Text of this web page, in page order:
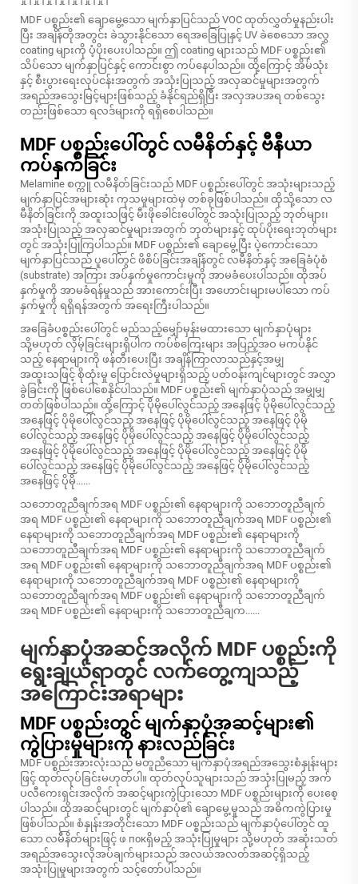
MDF ပစ္စည်း၏ ချောမွေ့သော မျက်နှာပြင်သည် VOC ထုတ်လွှတ်မှုနည်းပါး
ပြီး အချိန်တိုအတွင်း ခဲသွားနိုင်သော ရေအခြေပြုနှင့် UV ခဲစေသော အလွှ
coating များကို ပံ့ပိုးပေးပါသည်။ ဤ coating များသည် MDF ပစ္စည်း၏
သိပ်သော မျက်နှာပြင်နှင့် ကောင်းစွာ ကပ်နေပါသည်။ ထို့ကြောင့် အိမ်သုံး
နှင့် စီးပွားရေးလုပ်ငန်းအတွက် အသုံးပြုသည့် အလှဆင်မှုများအတွက်
အရည်အသွေးမြင့်များဖြစ်သည့် ခံနိုင်ရည်ရှိပြီး အလှအပအရ တစ်သွေး
တည်းဖြစ်သော ရလဒ်များကို ရရှိစေပါသည်။
MDF ပစ္စည်းပေါ်တွင် လမီနိတ်နှင့် ဗီနီယာ
ကပ်နှက်ခြင်း
Melamine စက္ကူ လမီနိတ်ခြင်းသည် MDF ပစ္စည်းပေါ်တွင် အသုံးများသည့်
မျက်နှာပြင်အများဆုံး ကုသမှုများထဲမှ တစ်ခုဖြစ်ပါသည်။ ထိုသို့သော လ
မီနိတ်ခြင်းကို အထူးသဖြင့် မီးဖိုခေါင်းပေါ်တွင် အသုံးပြုသည့် ဘုတ်များ၊
အသုံးပြုသည့် အလှဆင်မှုများအတွက် ဘုတ်များနှင့် ထုပ်ပိုးရေးဘုတ်များ
တွင် အသုံးပြုကြပါသည်။ MDF ပစ္စည်း၏ ချောမွေ့ပြီး ပဲ့ကောင်းသော
မျက်နှာပြင်သည် ပူပေါ်တွင် ဖိစိပ်ခြင်းအချိန်တွင် လမီနိတ်နှင့် အခြေခံပုံစံ
(substrate) အကြား အပ်နှက်မှုကောင်းမှုကို အာမခံပေးပါသည်။ ထိုအပ်
နှက်မှုကို အာမခံရန်မှုသည် အားကောင်းပြီး အဟောင်းများမပါသော ကပ်
နှက်မှုကို ရရှိရန်အတွက် အရေးကြီးပါသည်။
အခြေခံပစ္စည်းပေါ်တွင် မည်သည့်မျှော်မှန်းမထားသော မျက်နှာပုံများ
သို့မဟုတ် လှိမ့်ခြင်းများရှိပါက ကပ်စ်ကြေးများ အပြည့်အဝ မကပ်နိုင်
သည့် နေရာများကို ဖန်တီးပေးပြီး အချိန်ကြာလာသည်နှင့်အမျှ
အထူးသဖြင့် စိုထုံးမှု ပြောင်းလဲမှုများရှိသည့် ပတ်ဝန်းကျင်များတွင် အလွှာ
ခွဲခြင်းကို ဖြစ်ပေါ်စေနိုင်ပါသည်။ MDF ပစ္စည်း၏ မျက်နှာပုံသည် အမျှမျှ
တတ်ဖြစ်ပါသည်။ ထို့ကြောင့် ပိုမိုပေါ်လွင်သည့် အနေဖြင့် ပိုမိုပေါ်လွင်သည့်
အနေဖြင့် ပိုမိုပေါ်လွင်သည့် အနေဖြင့် ပိုမိုပေါ်လွင်သည့် အနေဖြင့် ပိုမို
ပေါ်လွင်သည့် အနေဖြင့် ပိုမိုပေါ်လွင်သည့် အနေဖြင့် ပိုမိုပေါ်လွင်သည့်
အနေဖြင့် ပိုမိုပေါ်လွင်သည့် အနေဖြင့် ပိုမိုပေါ်လွင်သည့် အနေဖြင့် ပိုမို
ပေါ်လွင်သည့် အနေဖြင့် ပိုမိုပေါ်လွင်သည့် အနေဖြင့် ပိုမိုပေါ်လွင်သည့်
အနေဖြင့် ပိုမို......
သဘောတူညီချက်အရ MDF ပစ္စည်း၏ နေရာများကို သဘောတူညီချက်
အရ MDF ပစ္စည်း၏ နေရာများကို သဘောတူညီချက်အရ MDF ပစ္စည်း၏
နေရာများကို သဘောတူညီချက်အရ MDF ပစ္စည်း၏ နေရာများကို
သဘောတူညီချက်အရ MDF ပစ္စည်း၏ နေရာများကို သဘောတူညီချက်
အရ MDF ပစ္စည်း၏ နေရာများကို သဘောတူညီချက်အရ MDF ပစ္စည်း၏
နေရာများကို သဘောတူညီချက်အရ MDF ပစ္စည်း၏ နေရာများကို
သဘောတူညီချက်အရ MDF ပစ္စည်း၏ နေရာများကို သဘောတူညီချက်
အရ MDF ပစ္စည်း၏ နေရာများကို သဘောတူညီချက......
မျက်နှာပုံအဆင့်အလိုက် MDF ပစ္စည်းကို
ရွေးချယ်ရာတွင် လက်တွေ့ကျသည့်
အကြောင်းအရာများ
MDF ပစ္စည်းတွင် မျက်နှာပုံအဆင့်များ၏
ကွဲပြားမှုများကို နားလည်ခြင်း
MDF ပစ္စည်းအားလုံးသည် မတူညီသော မျက်နှာပုံအရည်အသွေးစံနှုန်းများ
ဖြင့် ထုတ်လုပ်ခြင်းမဟုတ်ပါ။ ထုတ်လုပ်သူများသည် အသုံးပြုမည့် အက်
ပလီကေးရှင်းအလိုက် အဆင့်များကွဲပြားသော MDF ပစ္စည်းများကို ပေးစေ့
ပါသည်။ ထိုအဆင့်များတွင် မျက်နှာပုံ၏ ချောမွေ့မှုသည် အဓိကကွဲပြားမှု
ဖြစ်ပါသည်။ စံနှုန်းအတိုင်းသော MDF ပစ္စည်းသည် မျက်နှာပုံပေါ်တွင် ထူ
သော လမီနိတ်များဖြင့် ဖ покရှိမည့် အသုံးပြုမှုများ သို့မဟုတ် အဆုံးသတ်
အရည်အသွေးလိုအပ်ချက်များသည် အလယ်အလတ်အဆင့်ရှိသည့်
အသုံးပြုမှုများအတွက် သင့်တော်ပါသည်။